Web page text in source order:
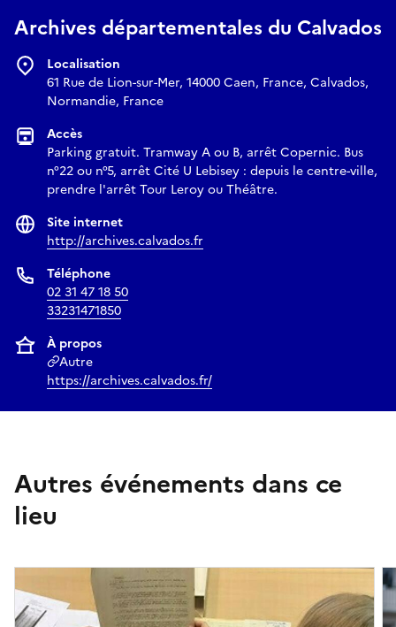
Archives départementales du Calvados
Localisation
61 Rue de Lion-sur-Mer, 14000 Caen, France, Calvados,
Normandie, France
Accès
Parking gratuit. Tramway A ou B, arrêt Copernic. Bus
n°22 ou n°5, arrêt Cité U Lebisey : depuis le centre-ville,
prendre l'arrêt Tour Leroy ou Théâtre.
Site internet
http://archives.calvados.fr
Téléphone
02 31 47 18 50
33231471850
À propos
Autre
https://archives.calvados.fr/
Autres événements dans ce
lieu